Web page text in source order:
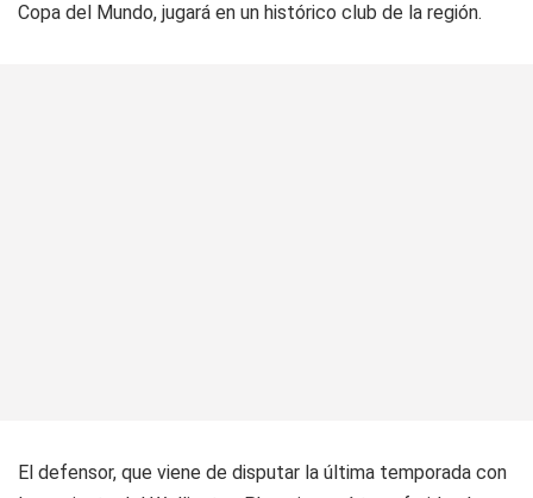
Copa del Mundo, jugará en un histórico club de la región.
El defensor, que viene de disputar la última temporada con